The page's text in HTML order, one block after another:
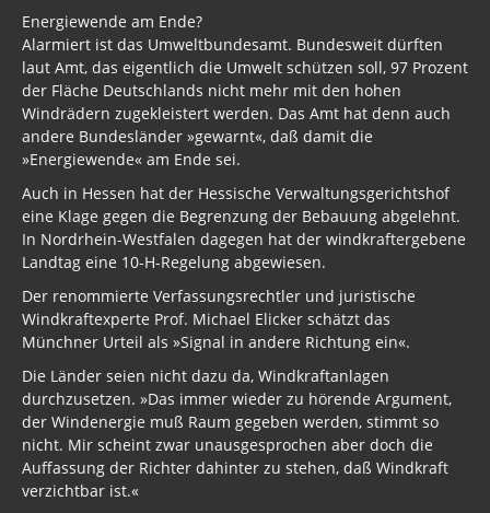
Energiewende am Ende?
Alarmiert ist das Umweltbundesamt. Bundesweit dürften
laut Amt, das eigentlich die Umwelt schützen soll, 97 Prozent
der Fläche Deutschlands nicht mehr mit den hohen
Windrädern zugekleistert werden. Das Amt hat denn auch
andere Bundesländer »gewarnt«, daß damit die
»Energiewende« am Ende sei.
Auch in Hessen hat der Hessische Verwaltungsgerichtshof
eine Klage gegen die Begrenzung der Bebauung abgelehnt.
In Nordrhein-Westfalen dagegen hat der windkraftergebene
Landtag eine 10-H-Regelung abgewiesen.
Der renommierte Verfassungsrechtler und juristische
Windkraftexperte Prof. Michael Elicker schätzt das
Münchner Urteil als »Signal in andere Richtung ein«.
Die Länder seien nicht dazu da, Windkraftanlagen
durchzusetzen. »Das immer wieder zu hörende Argument,
der Windenergie muß Raum gegeben werden, stimmt so
nicht. Mir scheint zwar unausgesprochen aber doch die
Auffassung der Richter dahinter zu stehen, daß Windkraft
verzichtbar ist.«